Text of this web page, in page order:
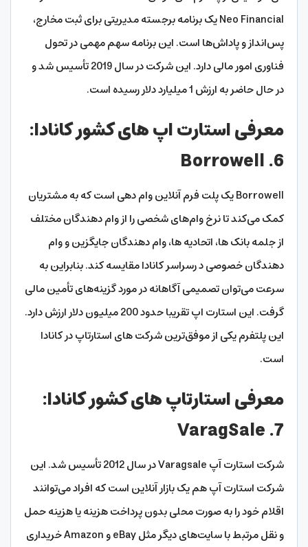
Neo Financial یک برنامه برجسته مدیریتی برای ثبت مخارج،
پس‌انداز و پادا‌ش‌ها است. این برنامه سهم مهمی در تحول
فناوری امور مالی دارد. این شرکت در سال 2019 تأسیس شد و
در حال حاضر به ارزش 1 میلیارد دلار رسیده است.
معرفی استارت اپ های کشور کانادا:
6. Borrowell
Borrowell یک پلت فرم آنلاین وام دهی است که به مشتریان
کمک می‌کند تا نرخ وام‌های شخصی را از وام دهندگان مختلف
از جلمه بانک ها، اتحادیه ها، وام دهندگان جایگزین و وام
دهندگان خصوصی د رسراسر کانادا مقایسه کند. بنابراین به
سرعت می‌توان تصمیمی آگاهانه در مورد گزینه‌های تأمین مالی
گرفت. این استارت اپ تقریبا حدود 200 میلیون دلار ارزش دارد.
این پلتفرم یکی از موفق‌ترین شرکت های استارتاپ در کانادا
است.
معرفی استارتاپ های کشور کانادا:
7. VaragSale
شرکت استارت آپ Varagsale در سال 2012 تأسیس شد. این
شرکت استارت آپ هم یک بازار آنلاین است که افراد می‌توانند
اقلام خود را به صورت محلی بدون پرداخت هزینه یا هزینه حمل
و نقل مرتبط با سایت‌های دیگر مثل eBay و Amazon خریداری